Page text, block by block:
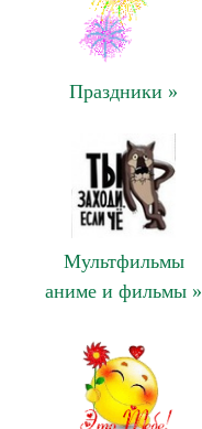
Праздники »
Мультфильмы
аниме и фильмы »